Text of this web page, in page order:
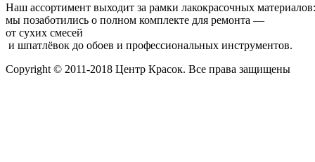
Наш ассортимент выходит за рамки лакокрасочных
мы позаботились о полном комплекте для ремонта —
от сухих смесей
и шпатлёвок до обоев и профессиональных инструментов.
Copyright © 2011-2018 Центр Красок. Все права защищены